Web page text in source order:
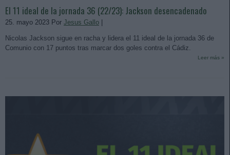
El 11 ideal de la jornada 36 (22/23): Jackson desencadenado
25. mayo 2023 Por Jesus Gallo
Nicolas Jackson sigue en racha y lidera el 11 ideal de la jornada 36 de
Comunio con 17 puntos tras marcar dos goles contra el Cádiz.
Leer más »